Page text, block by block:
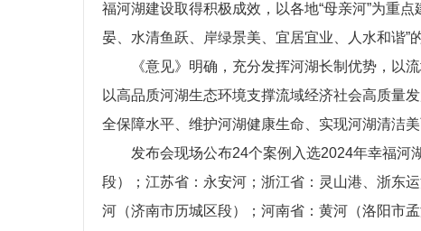
福河湖建设取得积极成效，以各地“母亲河”为重
晏、水清鱼跃、岸绿景美、宜居宜业、人水和谐”
《意见》明确，充分发挥河湖长制优势，以
以高品质河湖生态环境支撑流域经济社会高质量
全保障水平、维护河湖健康生命、实现河湖清洁
发布会现场公布24个案例入选2024年幸福河
段）；江苏省：永安河；浙江省：灵山港、浙东
河（济南市历城区段）；河南省：黄河（洛阳市